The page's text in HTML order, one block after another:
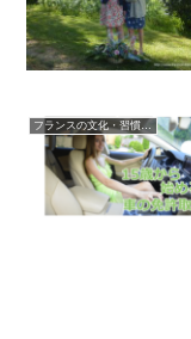
フランスの文化・習慣を知る